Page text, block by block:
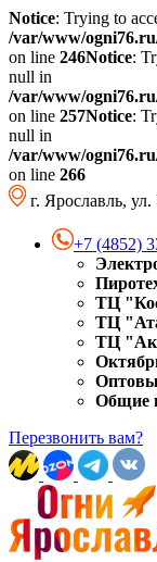
Notice: Trying to
/var/www/
on line 246Notice:
null in
/var/www/
on line 257Notice:
null in
/var/www/
on line 266
г. Ярославль, ул.
+7 (4852)
ТЦ
ТЦ
ТЦ
Общие
Перезвонить вам?